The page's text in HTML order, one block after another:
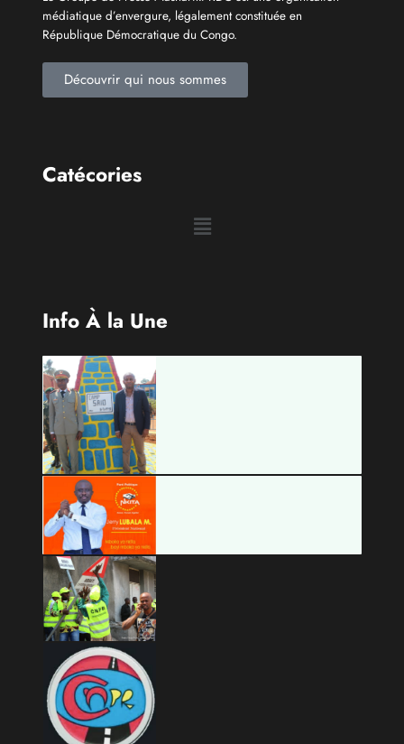
Qui sommes-nous?
Le Groupe de Presse Mashariki RDC est une organisation
Découvrir qui nous sommes
Info À la Une